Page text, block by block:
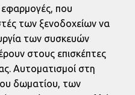
εφαρμογές, που
των ξενοδοχείων να
των συσκευών
στους επισκέπτες
Αυτοματισμοί στη
δωματίου, των